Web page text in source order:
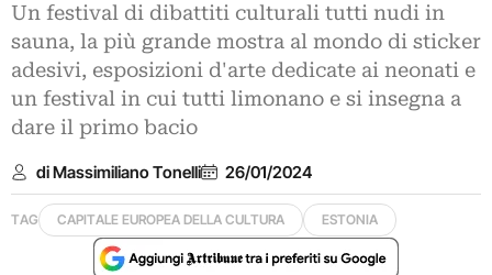
Un festival di dibattiti culturali tutti nudi in
sauna, la più grande mostra al mondo di sticker
adesivi, esposizioni d'arte dedicate ai neonati e
un festival in cui tutti limonano e si insegna a
dare il primo bacio
di Massimiliano Tonelli 26/01/2024
TAG CAPITALE EUROPEA DELLA CULTURA ESTONIA